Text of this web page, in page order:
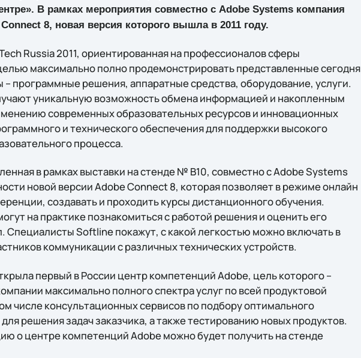
В рамках мероприятия совместно с Adobe Systems компания
8, новая версия которого вышла в 2011 году.
Russia 2011, ориентированная на профессионалов сферы
максимально полно продемонстрировать представленные сегодня
– программные решения, аппаратные средства, оборудование, услуги.
уникальную возможность обмена информацией и накопленным
современных образовательных ресурсов и инновационных
и технического обеспечения для поддержки высокого
процесса.
в рамках выставки на стенде № B10, совместно с Adobe Systems
новой версии Adobe Connect 8, которая позволяет в режиме онлайн
создавать и проходить курсы дистанционного обучения.
на практике познакомиться с работой решения и оценить его
Softline покажут, с какой легкостью можно включать в
коммуникации с различных технических устройств.
первый в России центр компетенций Adobe, цель которого –
максимально полного спектра услуг по всей продуктовой
числе консультационных сервисов по подбору оптимального
решения задач заказчика, а также тестированию новых продуктов.
о центре компетенций Adobe можно будет получить на стенде